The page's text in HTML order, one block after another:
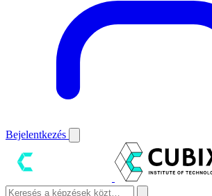
Bejelentkezés